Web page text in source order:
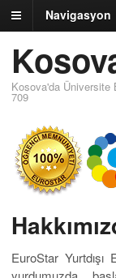
Navigasyon
Kosova'da Üniversite
709
EuroStar Yurtdışı